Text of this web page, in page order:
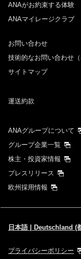
ANAがお約束する体験
ANAマイレージクラブ
お問い合わせ
技術的なお問い合わせ（
サイトマップ
運送約款
ANAグループについて
グループ企業一覧
株主・投資家情報
プレスリリース
欧州採用情報
日本語 | Deutschland (
プライバシーポリシー